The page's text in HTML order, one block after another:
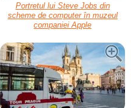
Portretul lui Steve Jobs din
scheme de computer în muzeul
companiei Apple